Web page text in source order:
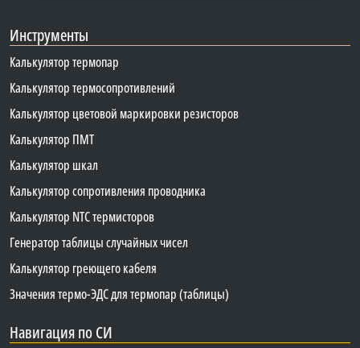
Инструменты
Калькулятор термопар
Калькулятор термосопротивлений
Калькулятор цветовой маркировки резисторов
Калькулятор ПМТ
Калькулятор шкал
Калькулятор сопротивления проводника
Калькулятор NTC термисторов
Генератор таблицы случайных чисел
Калькулятор греющего кабеля
Значения термо-ЭДС для термопар (таблицы)
Навигация по СИ